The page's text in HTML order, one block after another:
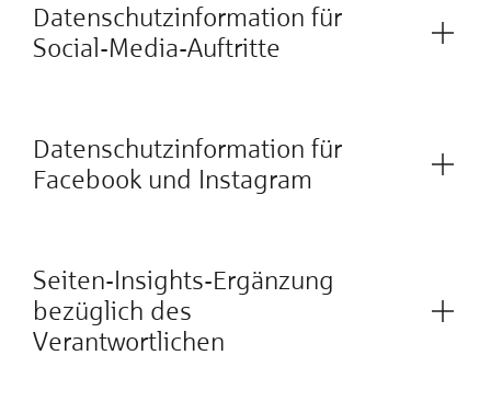
Datenschutzinformation für
Social-Media-Auftritte
Datenschutzinformation für
Facebook und Instagram
Seiten-Insights-Ergänzung
bezüglich des
Verantwortlichen